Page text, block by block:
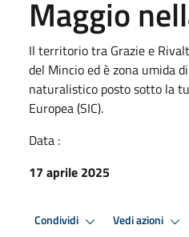
Maggio
Il territorio tra Grazie e
del Mincio ed è zona umida
naturalistico posto sotto la
Europea (SIC).
Data :
17 aprile 2025
Condividi Vedi azioni